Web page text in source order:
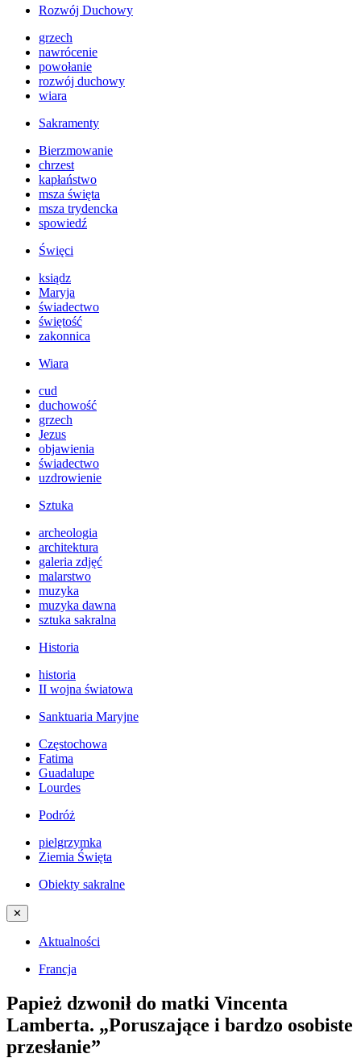
Rozwój Duchowy
grzech
nawrócenie
powołanie
rozwój duchowy
wiara
Sakramenty
Bierzmowanie
chrzest
kapłaństwo
msza święta
msza trydencka
spowiedź
Święci
ksiądz
Maryja
świadectwo
świętość
zakonnica
Wiara
cud
duchowość
grzech
Jezus
objawienia
świadectwo
uzdrowienie
Sztuka
archeologia
architektura
galeria zdjęć
malarstwo
muzyka
muzyka dawna
sztuka sakralna
Historia
historia
II wojna światowa
Sanktuaria Maryjne
Częstochowa
Fatima
Guadalupe
Lourdes
Podróż
pielgrzymka
Ziemia Święta
Obiekty sakralne
✕
Aktualności
Francja
Papież dzwonił do matki Vincenta
Lamberta. „Poruszające i bardzo osobiste
przesłanie”